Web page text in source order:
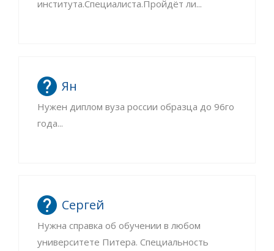
института.Специалиста.Пройдёт ли...
Ян
Нужен диплом вуза россии образца до 96го
года...
Сергей
Нужна справка об обучении в любом
университете Питера. Специальность